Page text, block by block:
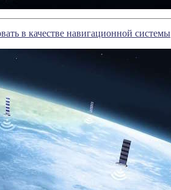
в качестве навигационной системы